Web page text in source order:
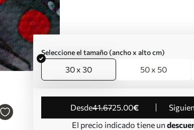
Seleccione el tamaño (ancho x alto cm)
30 x 30 50 x 50
desde41.6725.00€
El precio indicado tiene un